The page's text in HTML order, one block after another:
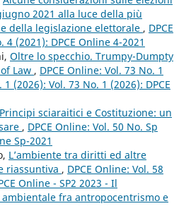
2021 alla luce della più
della legislazione elettorale , DPCE
4 (2021): DPCE Online 4-2021
Oltre lo specchio. Trumpy-Dumpty
Law , DPCE Online: Vol. 73 No. 1
(2026): Vol. 73 No. 1 (2026): DPCE
Principi sciaraitici e Costituzione: un
, DPCE Online: Vol. 50 No. Sp
Sp-2021
L’ambiente tra diritti ed altre
riassuntiva , DPCE Online: Vol. 58
Online - SP2 2023 - Il
fra antropocentrismo e